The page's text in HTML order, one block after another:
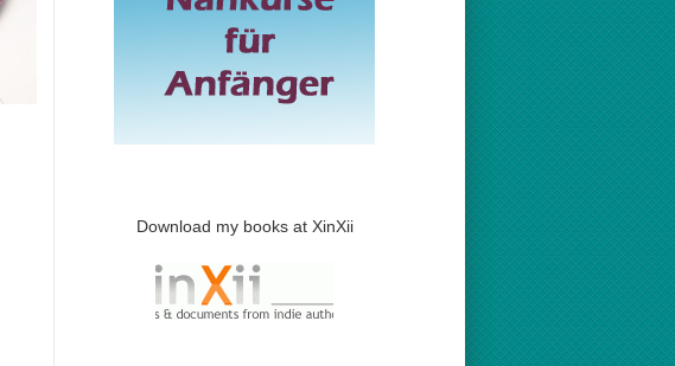
Download my books at XinXii